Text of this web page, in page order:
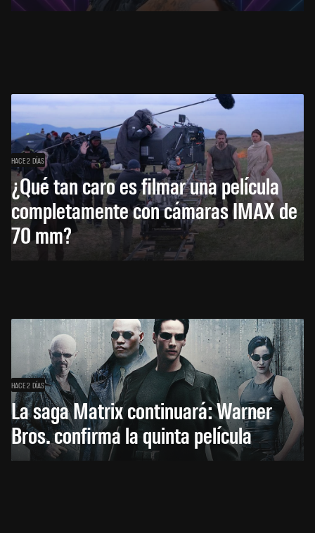
HACE 2 DÍAS
¿Qué tan caro es filmar una película
completamente con cámaras IMAX de
70 mm?
HACE 2 DÍAS
La saga Matrix continuará: Warner
Bros. confirma la quinta película